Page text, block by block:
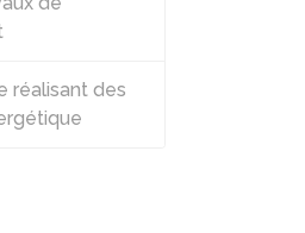
réalisant des